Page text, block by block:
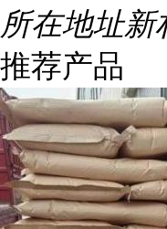
所在地址新
推荐产品